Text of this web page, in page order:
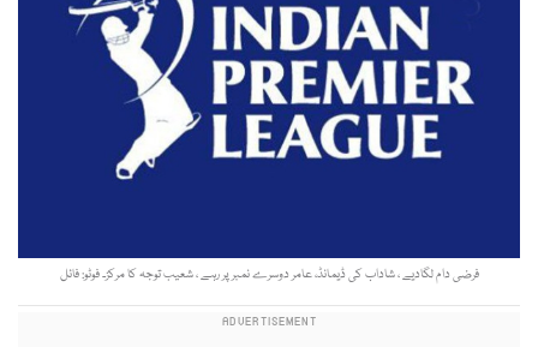
فرضی دام لگادیے ، شاداب کی ڈیمانڈ، عامر دوسرے نمبر پر رہے ، شعیب توجہ کا مرکز۔ فوٹو: فائل